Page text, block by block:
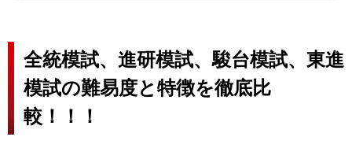
全統模試、進研模試、駿台模試、東進
模試の難易度と特徴を徹底比
較！！！